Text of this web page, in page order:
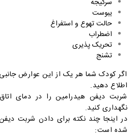
سرگیجه
یبوست
حالت تهوع و استفراغ
اضطراب
تحریک پذیری
تشنج
اگر کودک شما هر یک از این عوارض
اطلاع دهید.
شربت دیفن هیدرامین را در دمای
نگهداری کنید.
در اینجا چند نکته برای دادن شربت
شده است: